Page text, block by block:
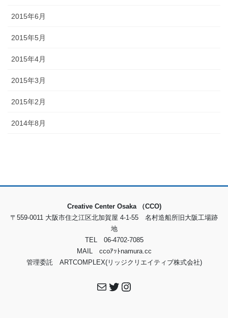
2015年6月
2015年5月
2015年4月
2015年3月
2015年2月
2014年8月
Creative Center Osaka （CCO)
〒559-0011 大阪市住之江区北加賀屋 4-1-55 名村造船所旧大阪工場跡
地
TEL 06-4702-7085
MAIL ccoｱｯﾄnamura.cc
管理委託 ARTCOMPLEX(リッジクリエイティブ株式会社)
メール Twitter
Instagram